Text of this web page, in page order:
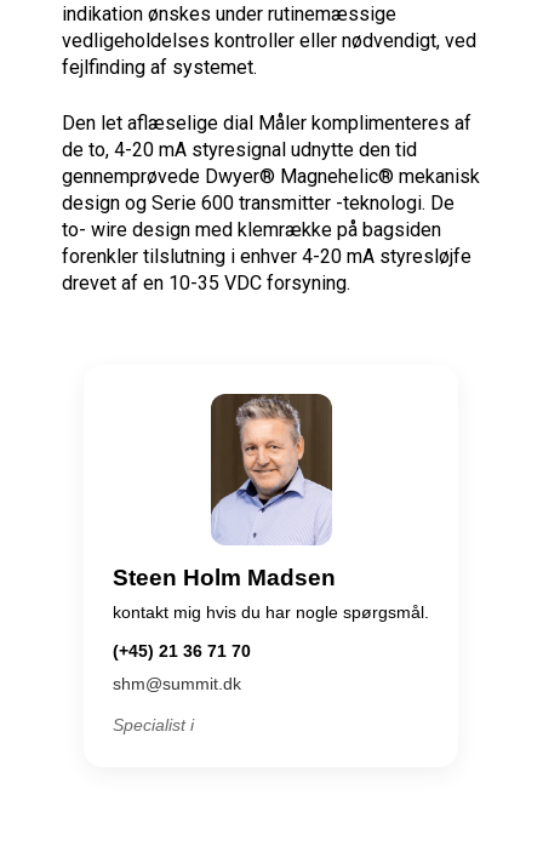
indikation ønskes under rutinemæssige
vedligeholdelses kontroller eller nødvendigt, ved
fejlfinding af systemet.
Den let aflæselige dial Måler komplimenteres af
de to, 4-20 mA styresignal udnytte den tid
gennemprøvede Dwyer® Magnehelic® mekanisk
design og Serie 600 transmitter -teknologi. De
to- wire design med klemrække på bagsiden
forenkler tilslutning i enhver 4-20 mA styresløjfe
drevet af en 10-35 VDC forsyning.
Steen Holm Madsen
kontakt mig hvis du har nogle spørgsmål.
(+45) 21 36 71 70
shm@summit.dk
Specialist i